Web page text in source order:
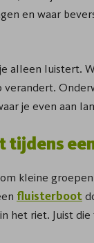
en waar
alleen luistert.
je even aan
tijdens
kleine
fluisterboot
het riet. Juist